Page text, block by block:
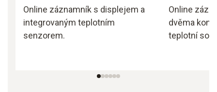
Online záznamník s displejem a
integrovaným teplotním
senzorem.
Online
dvěma
teplotní